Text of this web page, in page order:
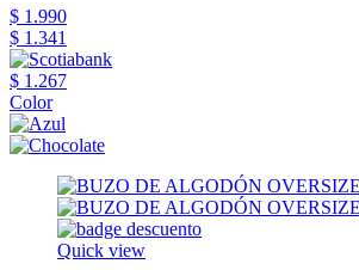
$ 1.990
$ 1.341
$ 1.267
Color
Quick view